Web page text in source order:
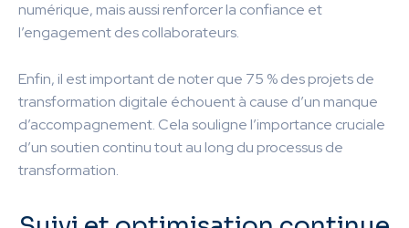
numérique, mais aussi renforcer la confiance et
l’engagement des collaborateurs.
Enfin, il est important de noter que 75 % des projets de
transformation digitale échouent à cause d’un manque
d’accompagnement. Cela souligne l’importance cruciale
d’un soutien continu tout au long du processus de
transformation.